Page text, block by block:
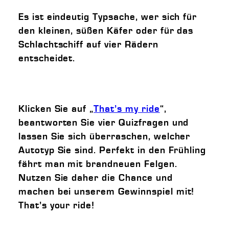
Es ist eindeutig Typsache, wer sich für
den kleinen, süßen Käfer oder für das
Schlachtschiff auf vier Rädern
entscheidet.
Klicken Sie auf „That’s my ride“,
beantworten Sie vier Quizfragen und
lassen Sie sich überraschen, welcher
Autotyp Sie sind. Perfekt in den Frühling
fährt man mit brandneuen Felgen.
Nutzen Sie daher die Chance und
machen bei unserem Gewinnspiel mit!
That’s your ride!